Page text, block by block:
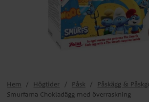
Hem Högtider Påsk
Påskägg &
Smurfarna Chokladägg med överraskning